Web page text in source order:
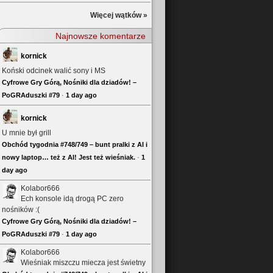
Więcej wątków »
Najnowsze komentarze
kornick
Koński odcinek walić sony i MS
Cyfrowe Gry Górą, Nośniki dla dziadów! –
PoGRAduszki #79 · 1 day ago
kornick
U mnie był grill
Obchód tygodnia #748/749 – bunt pralki z AI i
nowy laptop… też z AI! Jest też wieśniak. · 1
day ago
Kolabor666
Ech konsole idą drogą PC zero
nośników :(
Cyfrowe Gry Górą, Nośniki dla dziadów! –
PoGRAduszki #79 · 1 day ago
Kolabor666
Wieśniak miszczu miecza jest świetny